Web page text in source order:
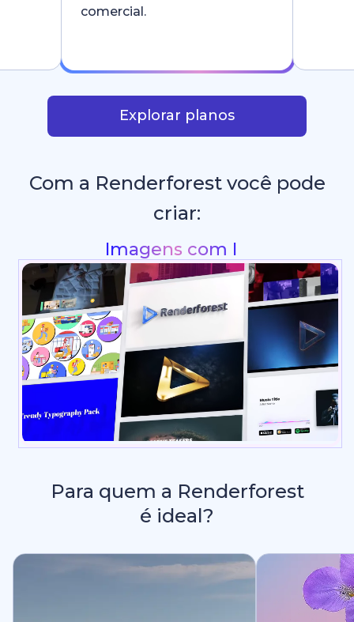
comercial.
Explorar planos
Com a Renderforest você pode
criar:
_
Para quem a Renderforest
é ideal?